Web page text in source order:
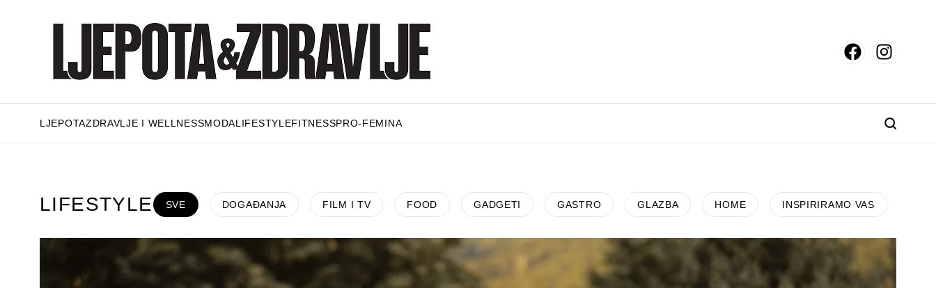
LJEPOTAZDRAVLJE I WELLNESSMODALIFESTYLEFITNESSPRO-FEMINA
LIFESTYLE SVE DOGAĐANJA FILM I TV FOOD GADGETI GASTRO GLAZBA HOME INSPIRIRAMO VAS